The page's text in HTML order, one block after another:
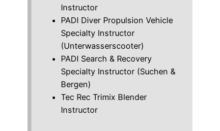
Instructor
PADI Diver Propulsion Vehicle
Specialty Instructor
(Unterwasserscooter)
PADI Search & Recovery
Specialty Instructor (Suchen &
Bergen)
Tec Rec Trimix Blender
Instructor